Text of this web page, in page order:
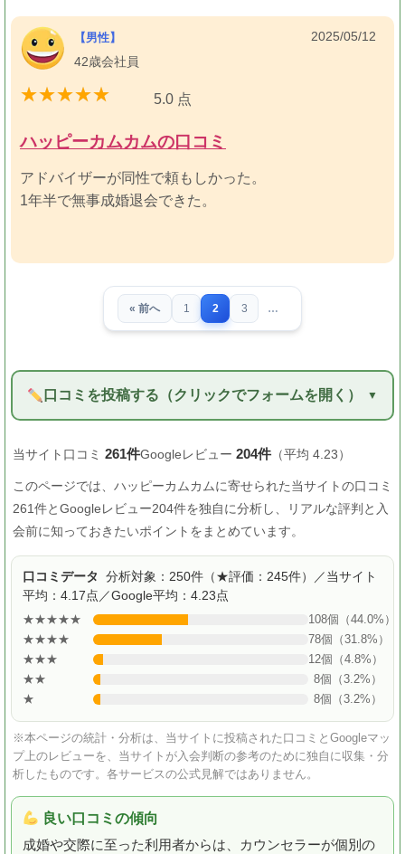
大変助かりました。
【男性】
42歳会社員
2025/05/12
5.0 点
ハッピーカムカムの口コミ
アドバイザーが同性で頼もしかった。
1年半で無事成婚退会できた。
« 前へ 1 2 3 …
口コミを投稿する（クリックでフォームを開く）
当サイト口コミ 261件Googleレビュー 204件 （平均 4.23）
このページでは、ハッピーカムカムに寄せられた当サイトの口コミ
261件とGoogleレビュー204件を独自に分析し、リアルな評判と入
会前に知っておきたいポイントをまとめています。
口コミデータ
分析対象：250件（★評価：245件）／当サイト
平均：4.17点／Google平均：4.23点
★★★★★
108個（44.0%）
★★★★
78個（31.8%）
★★★
12個（4.8%）
★★
8個（3.2%）
★
8個（3.2%）
※本ページの統計・分析は、当サイトに投稿された口コミとGoogleマッ
プ上のレビューを、当サイトが入会判断の参考のために独自に収集・分
析したものです。各サービスの公式見解ではありません。
良い口コミの傾向
成婚や交際に至った利用者からは、カウンセラーが個別の